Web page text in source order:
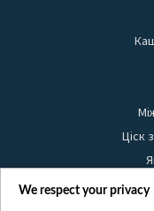
Ціск
Правілы
We respect your privacy